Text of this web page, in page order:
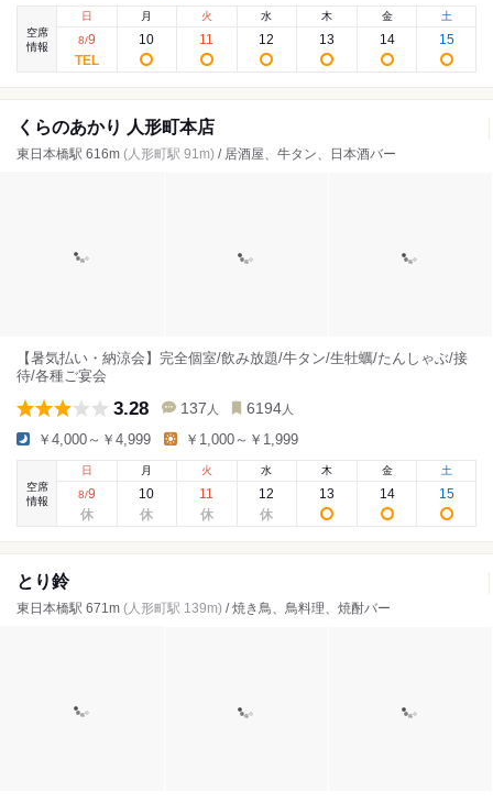
空席
情報
日
8/9
月
10
火
11
水
12
木
13
金
14
土
15
くらのあかり 人形町本店
東日本橋駅 616m (人形町駅 91m) / 居酒屋、牛タン、日本酒バー
【暑気払い・納涼会】完全個室/飲み放題/牛タン/生牡蠣/たんしゃぶ/接
待/各種ご宴会
3.28 137 人 6194 人
￥4,000～￥4,999 ￥1,000～￥1,999
空席
情報
日
8/9
月
10
火
11
水
12
木
13
金
14
土
15
とり鈴
東日本橋駅 671m (人形町駅 139m) / 焼き鳥、鳥料理、焼酎バー